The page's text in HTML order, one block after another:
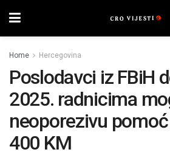
Home Hercegovina
Poslodavci iz FBiH
2025. radnicima
neoporezivu
400 KM